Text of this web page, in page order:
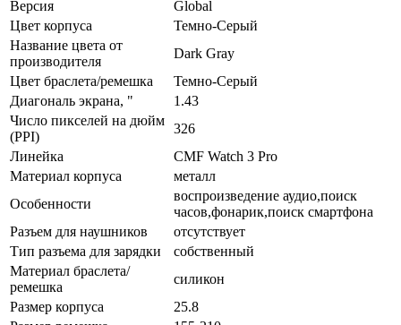
Версия
Global
Цвет корпуса
Темно-Серый
Название цвета от
производителя
Dark Gray
Цвет браслета/ремешка
Темно-Серый
Диагональ экрана, "
1.43
Число пикселей на дюйм
(PPI)
326
Линейка
CMF Watch 3 Pro
Материал корпуса
металл
Особенности
воспроизведение аудио,поиск
часов,фонарик,поиск смартфона
Разъем для наушников
отсутствует
Тип разъема для зарядки
собственный
Материал браслета/
ремешка
силикон
Размер корпуса
25.8